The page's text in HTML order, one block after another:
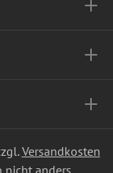
Versandkosten